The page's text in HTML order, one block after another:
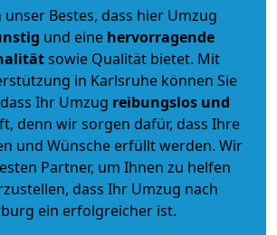
Bestes, dass hier Umzug
und eine hervorragende
sowie Qualität bietet. Mit
in Karlsruhe können Sie
Ihr Umzug reibungslos und
denn wir sorgen dafür, dass Ihre
und Wünsche erfüllt werden. Wir
Partner, um Ihnen zu helfen
dass Ihr Umzug nach
ein erfolgreicher ist.